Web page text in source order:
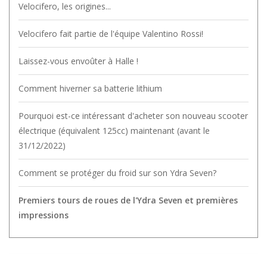
Velocifero, les origines...
Velocifero fait partie de l'équipe Valentino Rossi!
Laissez-vous envoûter à Halle !
Comment hiverner sa batterie lithium
Pourquoi est-ce intéressant d'acheter son nouveau scooter
électrique (équivalent 125cc) maintenant (avant le
31/12/2022)
Comment se protéger du froid sur son Ydra Seven?
Premiers tours de roues de l'Ydra Seven et premières
impressions